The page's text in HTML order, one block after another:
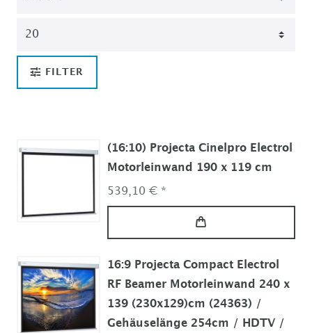
FILTER
(16:10) Projecta Cinelpro Electrol
Motorleinwand 190 x 119 cm
539,10 € *
16:9 Projecta Compact Electrol
RF Beamer Motorleinwand 240 x
139 (230x129)cm (24363) /
Gehäuselänge 254cm / HDTV /